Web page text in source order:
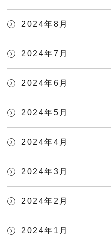
2024年8月
2024年7月
2024年6月
2024年5月
2024年4月
2024年3月
2024年2月
2024年1月